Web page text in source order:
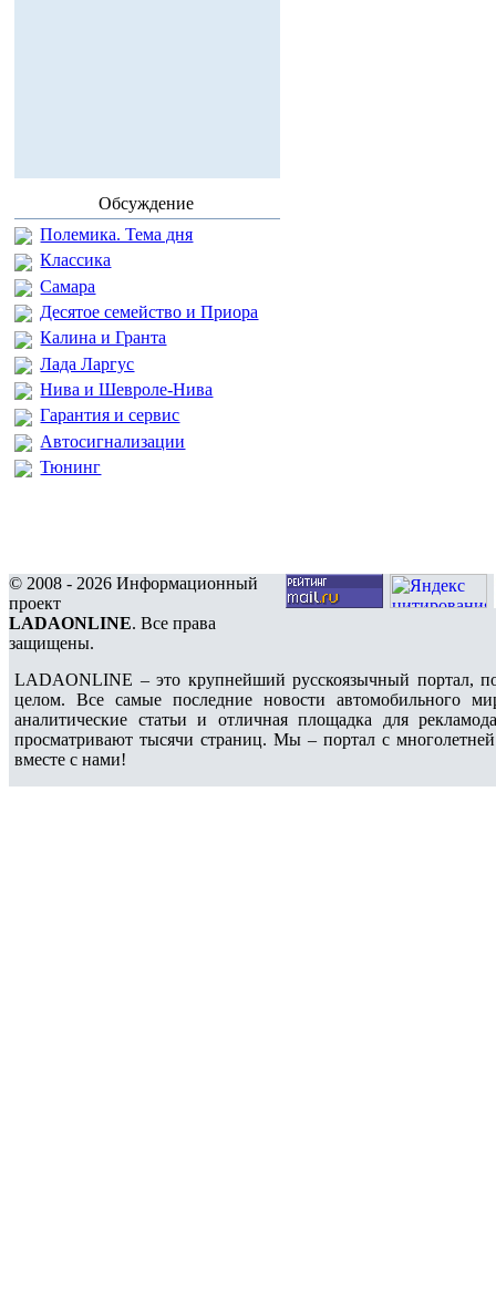
Обсуждение
Полемика. Тема дня
Классика
Самара
Десятое семейство и Приора
Калина и Гранта
Лада Ларгус
Нива и Шевроле-Нива
Гарантия и сервис
Автосигнализации
Тюнинг
© 2008 - 2026 Информационный
проект
LADAONLINE. Все права
защищены.
LADAONLINE – это крупнейший русскоязычный портал,
целом. Все самые последние новости автомобильного
аналитические статьи и отличная площадка для
просматривают тысячи страниц. Мы – портал с
вместе с нами!